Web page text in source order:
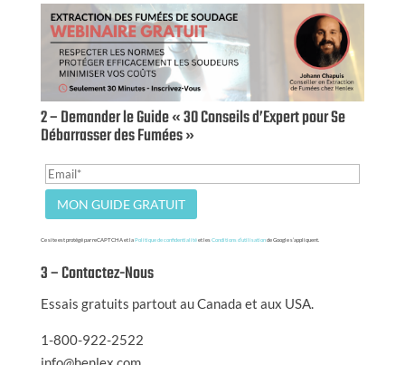
2 – Demander le Guide « 30 Conseils d’Expert pour Se
Débarrasser des Fumées »
Ce site est protégé par reCAPTCHA et laPolitique de confidentialitéet lesConditions d’utilisationde Google s’appliquent.
3 – Contactez-Nous
Essais gratuits partout au Canada et aux USA.
1-800-922-2522